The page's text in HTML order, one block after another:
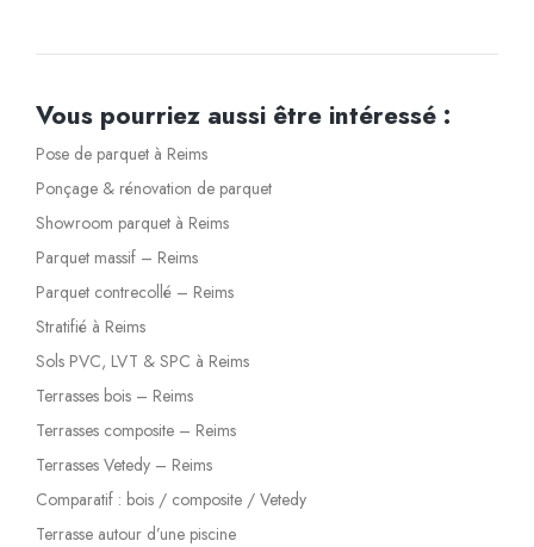
Vous pourriez aussi être intéressé :
Pose de parquet à Reims
Ponçage & rénovation de parquet
Showroom parquet à Reims
Parquet massif – Reims
Parquet contrecollé – Reims
Stratifié à Reims
Sols PVC, LVT & SPC à Reims
Terrasses bois – Reims
Terrasses composite – Reims
Terrasses Vetedy – Reims
Comparatif : bois / composite / Vetedy
Terrasse autour d’une piscine